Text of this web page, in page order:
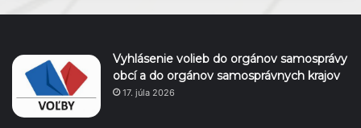
Vyhlásenie volieb do orgánov samosprávy
obcí a do orgánov samosprávnych krajov
17. júla 2026